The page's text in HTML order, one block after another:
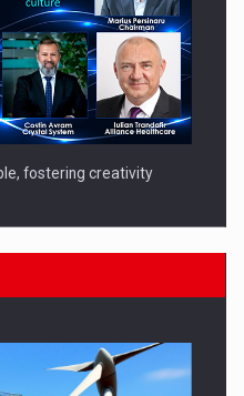
fostering creativity